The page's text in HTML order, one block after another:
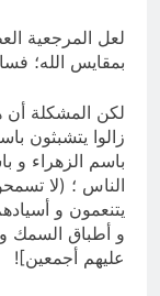
لعل المرجعية
بمقايس الله؛
لكن المشكلة أن
زالوا يتشبثون
باسم الزهراء و
الناس ؛ (لا
يتنعمون و
و أطباق السمك و
عليهم أجمعين]!